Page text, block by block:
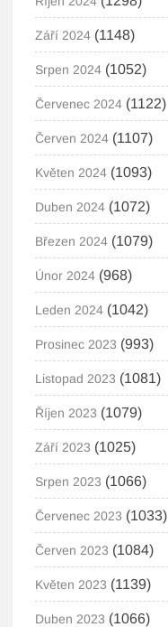
Září 2024 (1148)
Srpen 2024 (1052)
Červenec 2024 (1122)
Červen 2024 (1107)
Květen 2024 (1093)
Duben 2024 (1072)
Březen 2024 (1079)
Únor 2024 (968)
Leden 2024 (1042)
Prosinec 2023 (993)
Listopad 2023 (1081)
Říjen 2023 (1079)
Září 2023 (1025)
Srpen 2023 (1066)
Červenec 2023 (1033)
Červen 2023 (1084)
Květen 2023 (1139)
Duben 2023 (1066)